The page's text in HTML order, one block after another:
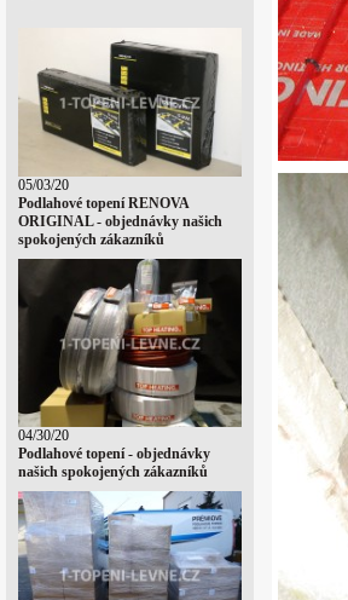
05/03/20
Podlahové topení RENOVA
ORIGINAL - objednávky našich
spokojených zákazníků
04/30/20
Podlahové topení - objednávky
našich spokojených zákazníků